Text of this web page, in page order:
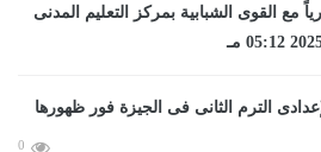
مع القوى الشبابية بمركز التعليم المدنى
0